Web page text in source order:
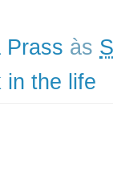
Prass às
in the life